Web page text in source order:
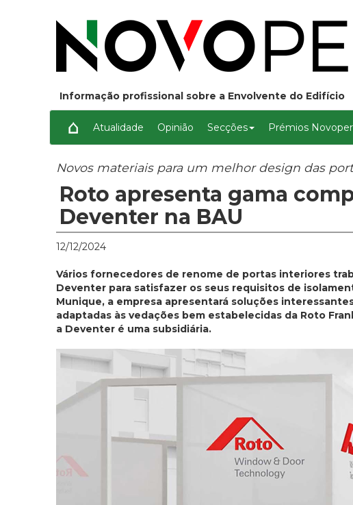
Informação profissional sobre a Envolvente do Edifício
Atualidade Opinião Secções Prémios
Novos materiais para um melhor design das
Roto apresenta gama
Deventer na BAU
12/12/2024
Vários fornecedores de renome de portas interiores
Deventer para satisfazer os seus requisitos de
Munique, a empresa apresentará soluções
adaptadas às vedações bem estabelecidas da Roto
a Deventer é uma subsidiária.